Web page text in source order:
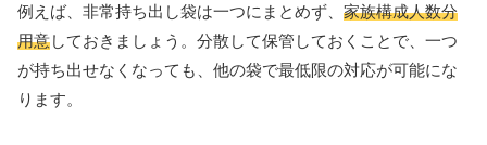
例えば、非常持ち出し袋は一つにまとめず、 家族構成人数分
用意しておきましょう。分散して保管しておくことで、一つ
が持ち出せなくなっても、他の袋で最低限の対応が可能にな
ります。